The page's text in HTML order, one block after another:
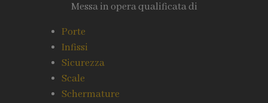
Messa in opera qualificata di
Porte
Infissi
Sicurezza
Scale
Schermature